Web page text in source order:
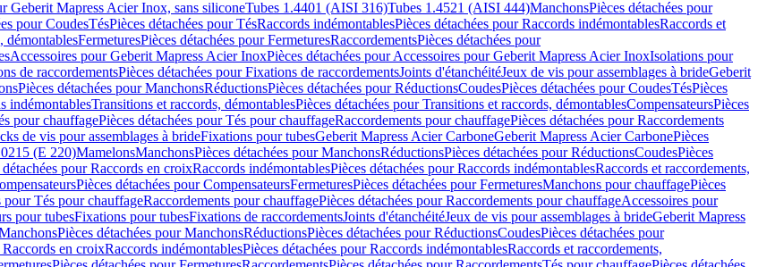
Geberit Mapress Acier Inox, sans siliconeTubes 1.4401 (AISI 316)Tubes 1.4521 (AISI 444)ManchonsPièces détachées pour
pour CoudesTésPièces détachées pour TésRaccords indémontablesPièces détachées pour Raccords indémontablesRaccords et
démontablesFermeturesPièces détachées pour FermeturesRaccordementsPièces détachées pour
Accessoires pour Geberit Mapress Acier InoxPièces détachées pour Accessoires pour Geberit Mapress Acier InoxIsolations pour
de raccordementsPièces détachées pour Fixations de raccordementsJoints d'étanchéitéJeux de vis pour assemblages à brideGeberit
Pièces détachées pour ManchonsRéductionsPièces détachées pour RéductionsCoudesPièces détachées pour CoudesTésPièces
indémontablesTransitions et raccords, démontablesPièces détachées pour Transitions et raccords, démontablesCompensateursPièces
pour chauffagePièces détachées pour Tés pour chauffageRaccordements pour chauffagePièces détachées pour Raccordements
de vis pour assemblages à brideFixations pour tubesGeberit Mapress Acier CarboneGeberit Mapress Acier CarbonePièces
(E 220)MamelonsManchonsPièces détachées pour ManchonsRéductionsPièces détachées pour RéductionsCoudesPièces
détachées pour Raccords en croixRaccords indémontablesPièces détachées pour Raccords indémontablesRaccords et raccordements,
Pièces détachées pour CompensateursFermeturesPièces détachées pour FermeturesManchons pour chauffagePièces
pour Tés pour chauffageRaccordements pour chauffagePièces détachées pour Raccordements pour chauffageAccessoires pour
pour tubesFixations pour tubesFixations de raccordementsJoints d'étanchéitéJeux de vis pour assemblages à brideGeberit Mapress
Pièces détachées pour ManchonsRéductionsPièces détachées pour RéductionsCoudesPièces détachées pour
Raccords en croixRaccords indémontablesPièces détachées pour Raccords indémontablesRaccords et raccordements,